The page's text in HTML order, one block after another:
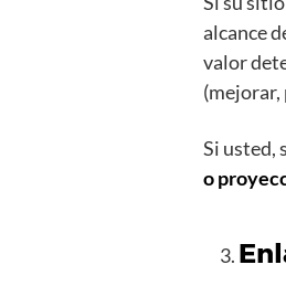
alcance
valor
Si usted,
o